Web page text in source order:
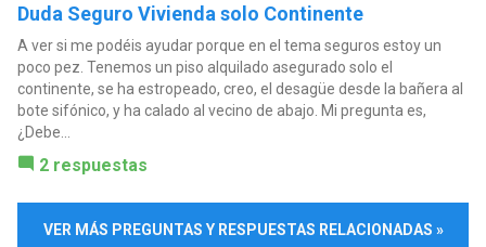
Duda Seguro Vivienda solo Continente
A ver si me podéis ayudar porque en el tema seguros estoy un
poco pez. Tenemos un piso alquilado asegurado solo el
continente, se ha estropeado, creo, el desagüe desde la bañera al
bote sifónico, y ha calado al vecino de abajo. Mi pregunta es,
¿Debe...
2 respuestas
VER MÁS PREGUNTAS Y RESPUESTAS RELACIONADAS »